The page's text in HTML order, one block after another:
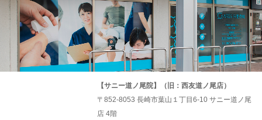
【サニー道ノ尾院】（旧：西友道ノ尾店）
〒852-8053 長崎市葉山１丁目6-10 サニー道ノ尾
店 4階